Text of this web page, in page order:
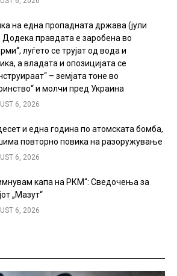
на една пропадната држава (јули
Додека правдата е заробена во
луѓето се трујат од вода и
а владата и опозицијата се
– земјата тоне во
и молчи пред Украина
6, 2026
и една година по атомската бомба,
повторно повика на разоружување
6, 2026
капа на РКМ“: Сведочења за
„Мазут“
6, 2026